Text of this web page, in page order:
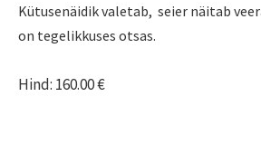
Kütusenäidik valetab, seier näitab
on tegelikkuses otsas.
Hind: 160.00 €